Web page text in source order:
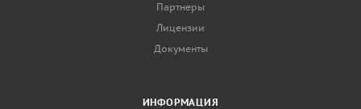
Партнеры
Лицензии
Документы
ИНФОРМАЦИЯ